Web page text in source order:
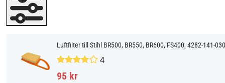
Luftfilter till Stihl BR500, BR550, BR600, FS400, 4282-141-
4
95 kr